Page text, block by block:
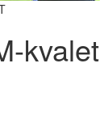
kvalet